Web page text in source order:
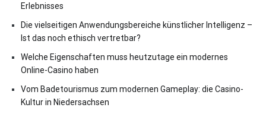
Erlebnisses
Die vielseitigen Anwendungsbereiche künstlicher Intelligenz –
Ist das noch ethisch vertretbar?
Welche Eigenschaften muss heutzutage ein modernes
Online-Casino haben
Vom Badetourismus zum modernen Gameplay: die Casino-
Kultur in Niedersachsen